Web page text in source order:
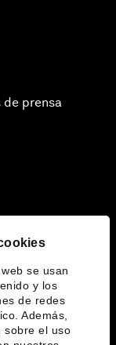
se usan
y los
de redes
Además,
sobre el uso
de prensa